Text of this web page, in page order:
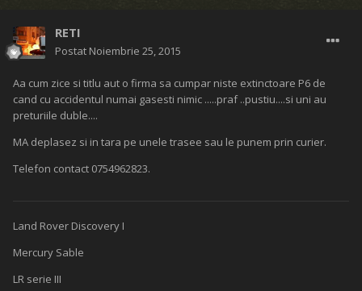
RETI
Postat Noiembrie 25, 2015
Aa cum zice si titlu aut o firma sa cumpar niste extinctoare P6 de
cand cu accidentul numai gasesti nimic .....praf ..pustiu....si uni au
preturiile duble....
MA deplasez si in tara pe unele trasee sau le punem prin curier.
Telefon contact 0754962823.
Land Rover Discovery I
Mercury Sable
LR serie III